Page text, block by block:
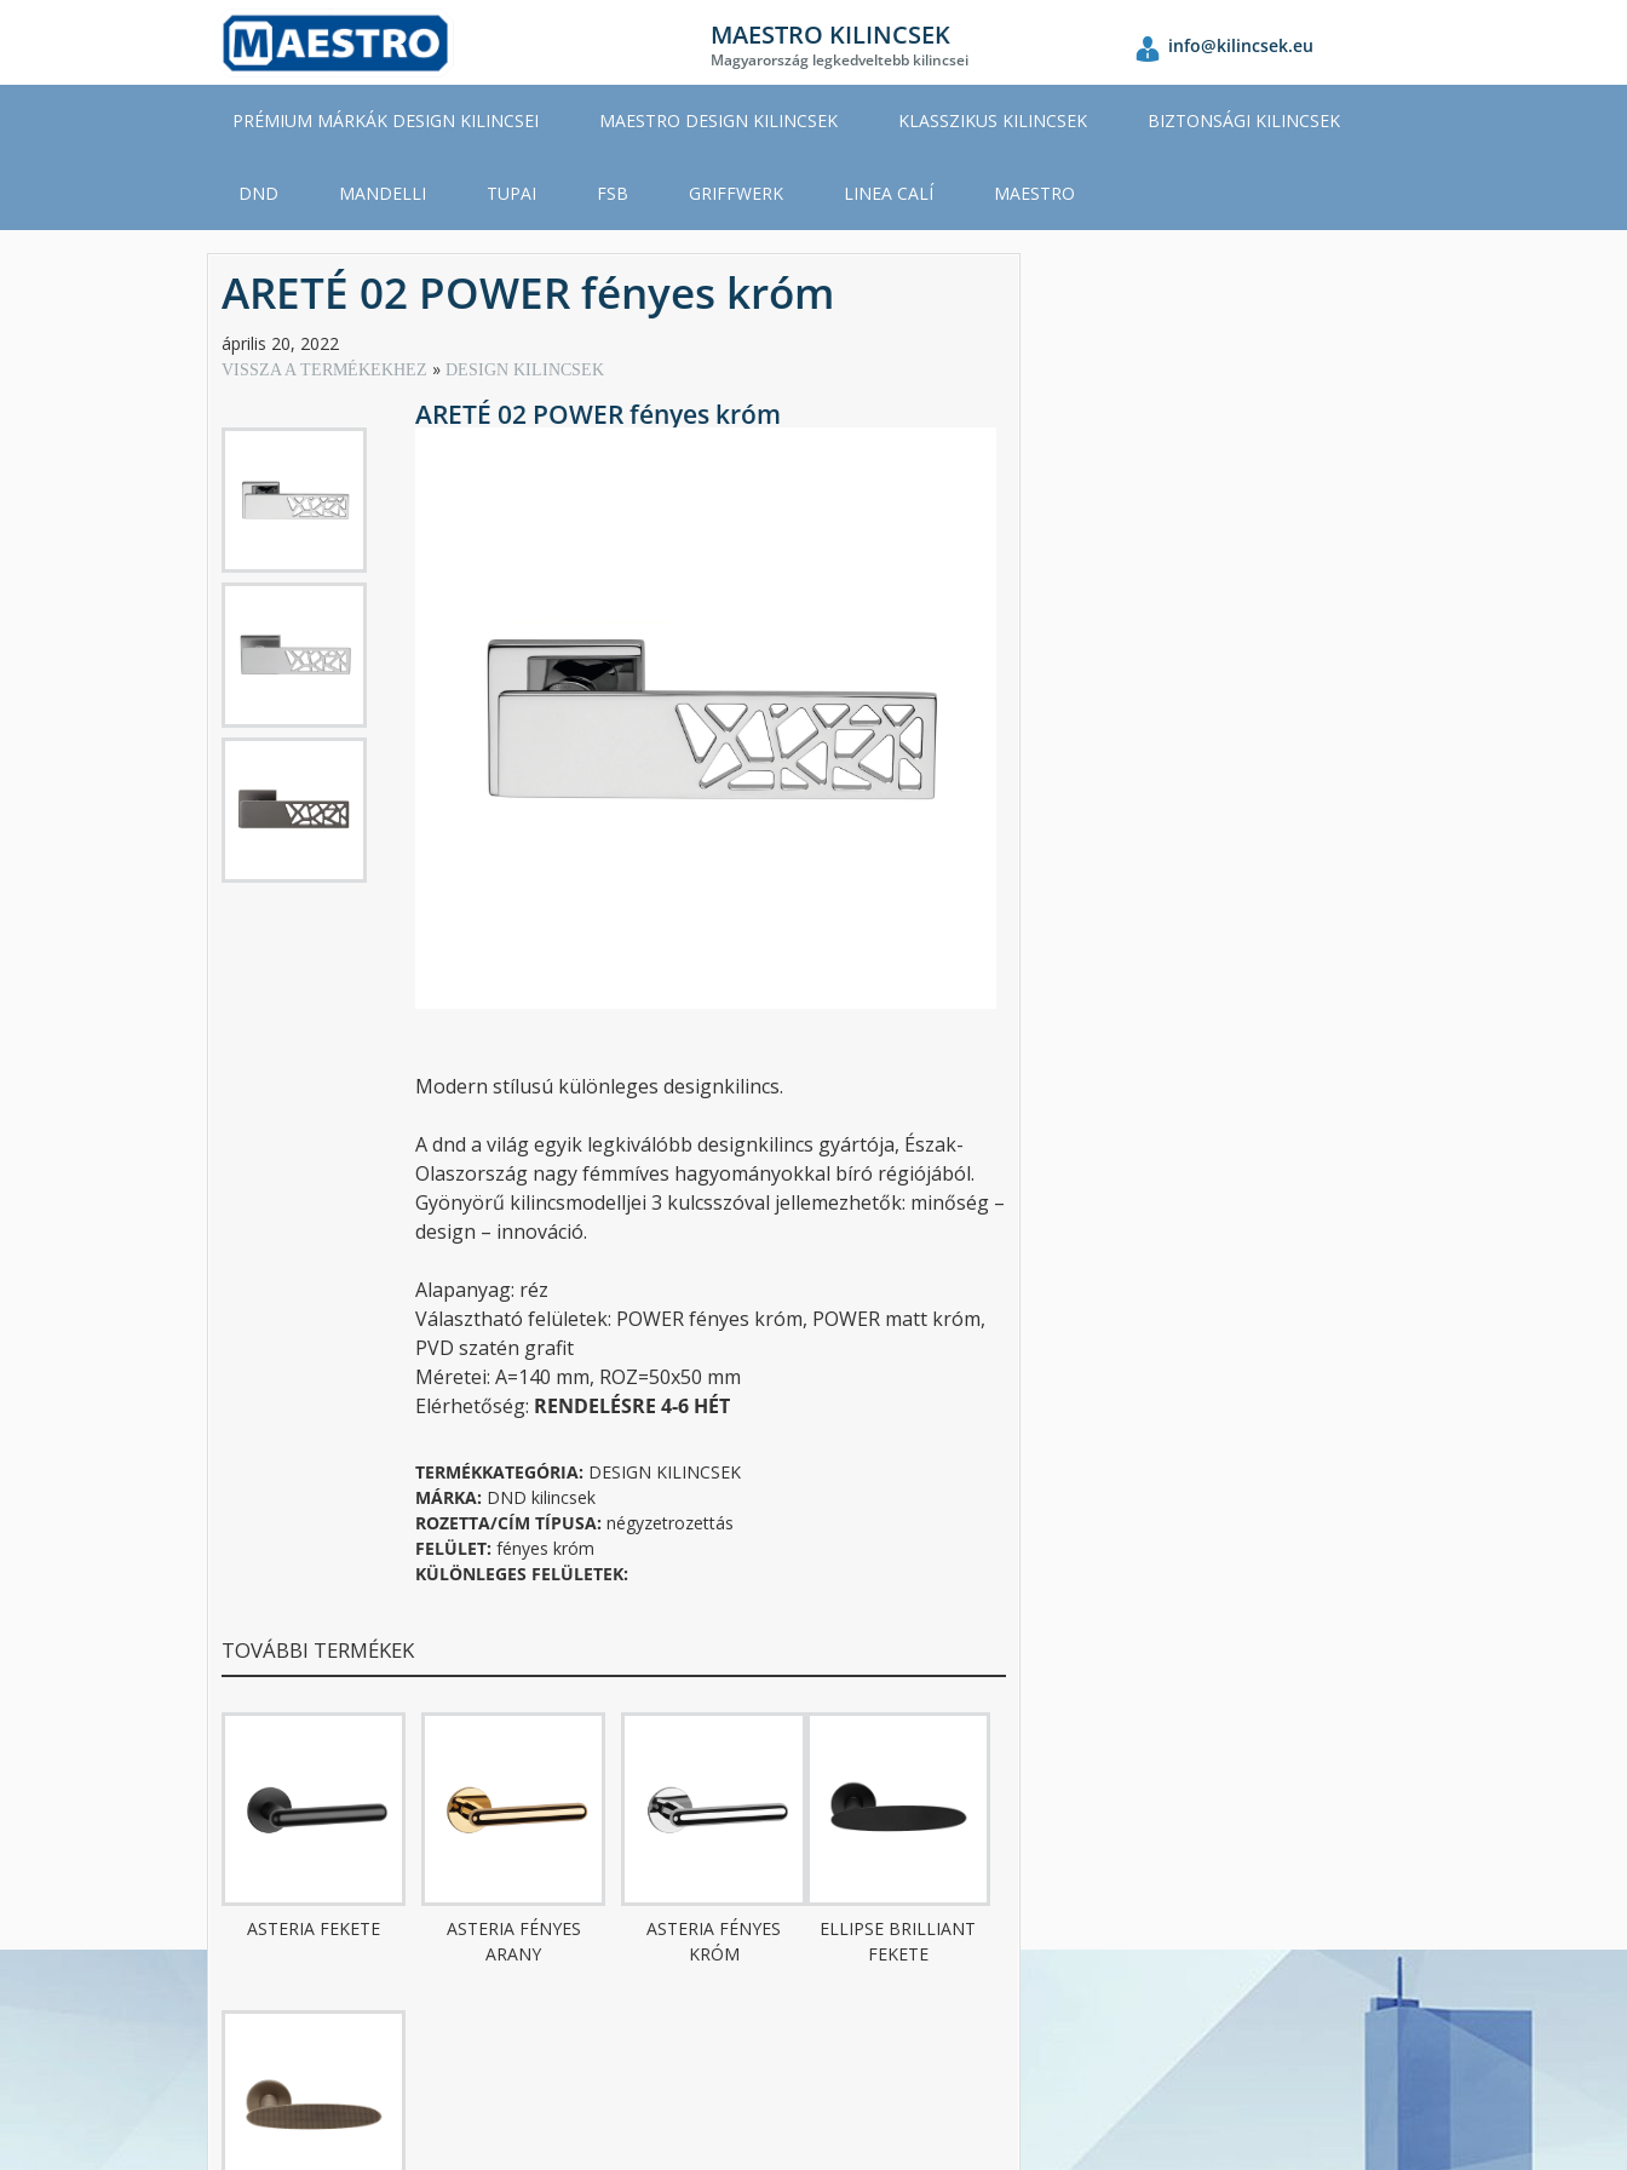
content
MAESTRO KILINCSEK
Magyarország legkedveltebb kilincsei
info@kilincsek.eu
PRÉMIUM MÁRKÁK DESIGN KILINCSEI MAESTRO DESIGN KILINCSEK KLASSZIKUS KILINCSEK BIZTONSÁGI KILINCSEK
DND MANDELLI TUPAI FSB GRIFFWERK LINEA CALÍ MAESTRO
ARETÉ 02 POWER fényes króm
április 20, 2022
VISSZA A TERMÉKEKHEZ DESIGN KILINCSEK
ARETÉ 02 POWER fényes króm
Modern stílusú különleges designkilincs.
A dnd a világ egyik legkiválóbb designkilincs gyártója, Észak-
Olaszország nagy fémmíves hagyományokkal bíró régiójából.
Gyönyörű kilincsmodelljei 3 kulcsszóval jellemezhetők: minőség –
design – innováció.
Alapanyag: réz
Választható felületek: POWER fényes króm, POWER matt króm,
PVD szatén grafit
Méretei: A=140 mm, ROZ=50x50 mm
Elérhetőség: RENDELÉSRE 4-6 HÉT
TERMÉKKATEGÓRIA: DESIGN KILINCSEK
MÁRKA: DND kilincsek
ROZETTA/CÍM TÍPUSA: négyzetrozettás
FELÜLET: fényes króm
KÜLÖNLEGES FELÜLETEK:
TOVÁBBI TERMÉKEK
ASTERIA FEKETE
ASTERIA FÉNYES
ARANY
ASTERIA FÉNYES
KRÓM
ELLIPSE BRILLIANT
FEKETE